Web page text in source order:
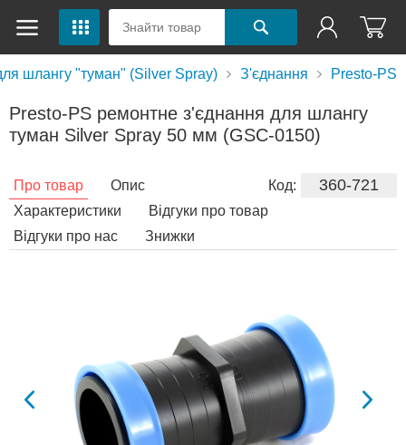
шлангу "туман" (Silver Spray) З'єднання Presto-PS
Presto-PS ремонтне з'єднання для шлангу
туман Silver Spray 50 мм (GSC-0150)
Код: 360-721
Про товар
Опис
Характеристики
Відгуки про товар
Відгуки про нас
Знижки